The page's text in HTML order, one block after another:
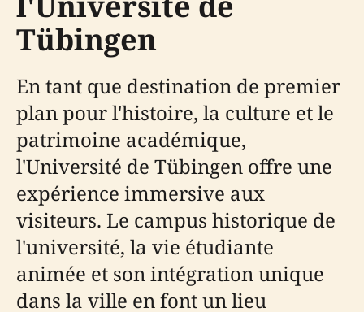
Tübingen
En tant que destination de premier
plan pour l'histoire, la culture et le
patrimoine académique,
l'Université de Tübingen offre une
expérience immersive aux
visiteurs. Le campus historique de
l'université, la vie étudiante
animée et son intégration unique
dans la ville en font un lieu